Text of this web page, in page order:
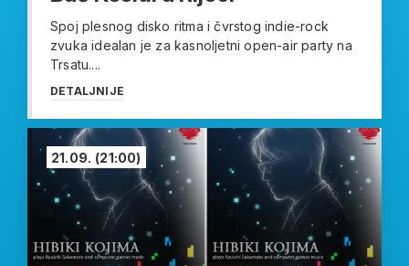
Spoj plesnog disko ritma i čvrstog indie-rock
zvuka idealan je za kasnoljetni open-air party na
Trsatu....
DETALJNIJE
21.09. (21:00)